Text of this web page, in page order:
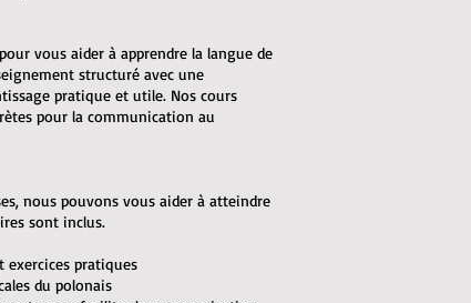
vous aider à apprendre la langue de
structuré avec une
pratique et utile. Nos cours
pour la communication au
nous pouvons vous aider à atteindre
sont inclus.
exercices pratiques
du polonais